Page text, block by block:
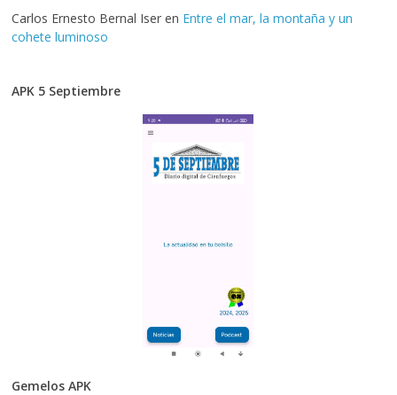
Carlos Ernesto Bernal Iser en Entre el mar, la montaña y un
cohete luminoso
APK 5 Septiembre
Gemelos APK